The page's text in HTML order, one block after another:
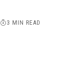
3 MIN READ